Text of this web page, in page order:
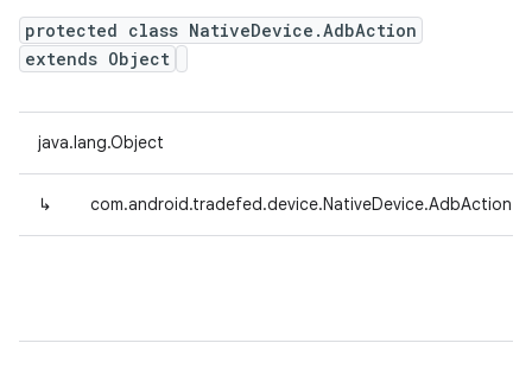
protected class NativeDevice.AdbAction
extends Object
java.lang.Object
↳ com.android.tradefed.device.NativeDevice.AdbAction